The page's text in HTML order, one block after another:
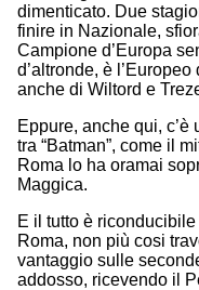
dimenticato. Due
finire in Nazionale,
Campione d’Europa
d’altronde, è
anche di Wiltord e
Eppure, anche qui,
tra “Batman”, come il
Roma lo ha oramai
Maggica.
E il tutto è
Roma, non più cosi
vantaggio sulle
addosso, ricevendo il